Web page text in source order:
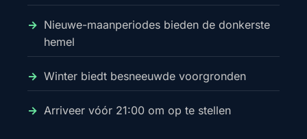
Nieuwe-maanperiodes bieden de donkerste
hemel
Winter biedt besneeuwde voorgronden
Arriveer vóór 21:00 om op te stellen